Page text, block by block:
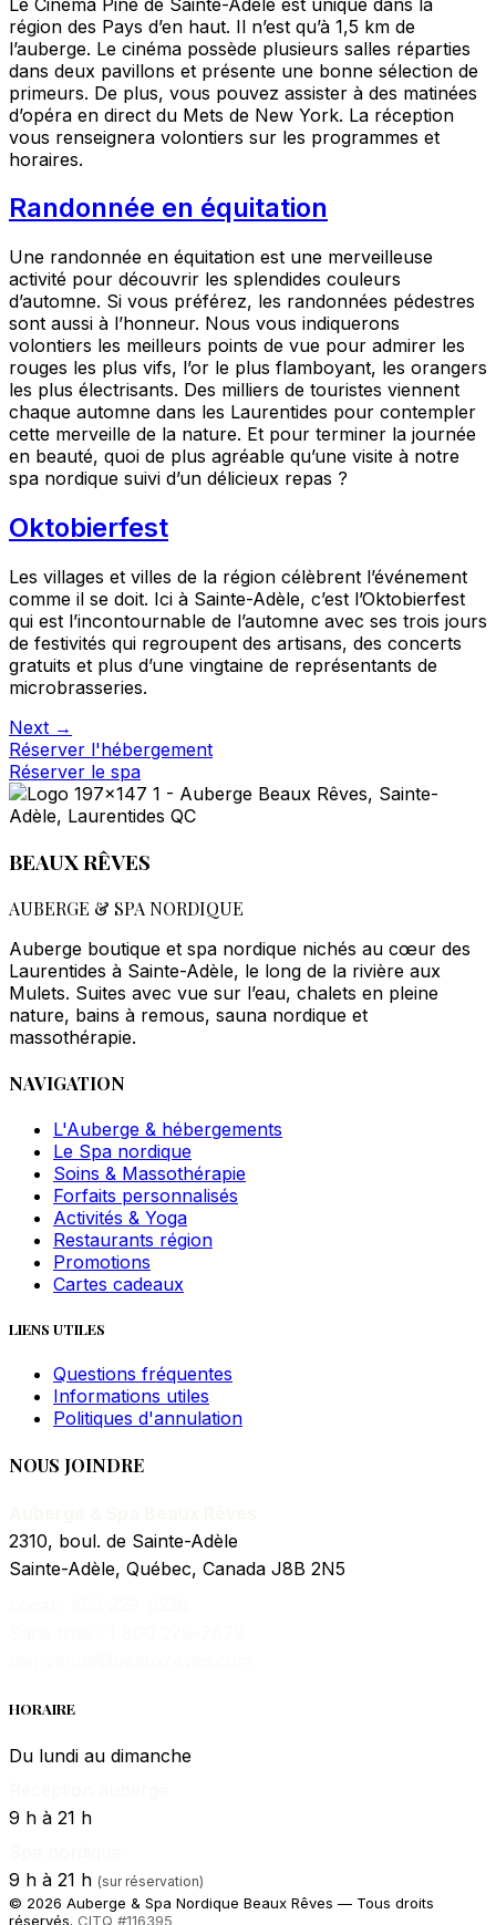
région des Pays d’en haut. Il n’est qu’à 1,5 km de
l’auberge. Le cinéma possède plusieurs salles réparties
dans deux pavillons et présente une bonne sélection de
primeurs. De plus, vous pouvez assister à des matinées
d’opéra en direct du Mets de New York. La réception
vous renseignera volontiers sur les programmes et
horaires.
Randonnée en équitation
Une randonnée en équitation est une merveilleuse
activité pour découvrir les splendides couleurs
d’automne. Si vous préférez, les randonnées pédestres
sont aussi à l’honneur. Nous vous indiquerons
volontiers les meilleurs points de vue pour admirer les
rouges les plus vifs, l’or le plus flamboyant, les orangers
les plus électrisants. Des milliers de touristes viennent
chaque automne dans les Laurentides pour contempler
cette merveille de la nature. Et pour terminer la journée
en beauté, quoi de plus agréable qu’une visite à notre
spa nordique suivi d’un délicieux repas ?
Oktobierfest
Les villages et villes de la région célèbrent l’événement
comme il se doit. Ici à Sainte-Adèle, c’est l’Oktobierfest
qui est l’incontournable de l’automne avec ses trois jours
de festivités qui regroupent des artisans, des concerts
gratuits et plus d’une vingtaine de représentants de
microbrasseries.
Next →
Réserver l'hébergement
Réserver le spa
BEAUX RÊVES
AUBERGE & SPA NORDIQUE
Auberge boutique et spa nordique nichés au cœur des
Laurentides à Sainte-Adèle, le long de la rivière aux
Mulets. Suites avec vue sur l’eau, chalets en pleine
nature, bains à remous, sauna nordique et
massothérapie.
NAVIGATION
L'Auberge & hébergements
Le Spa nordique
Soins & Massothérapie
Forfaits personnalisés
Activités & Yoga
Restaurants région
Promotions
Cartes cadeaux
LIENS UTILES
Questions fréquentes
Informations utiles
Politiques d'annulation
NOUS JOINDRE
2310, boul. de Sainte-Adèle
Sainte-Adèle, Québec, Canada J8B 2N5
HORAIRE
Du lundi au dimanche
9 h à 21 h
9 h à 21 h (sur réservation)
© 2026 Auberge & Spa Nordique Beaux Rêves — Tous droits
réservés. CITQ #116395